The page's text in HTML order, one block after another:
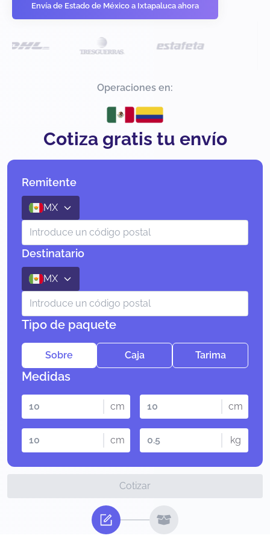
Envía de Estado de México a Ixtapaluca ahora
Operaciones en:
Cotiza gratis tu envío
Remitente
MX
Destinatario
MX
Tipo de paquete
Sobre Caja Tarima
Medidas
cm cm
cm kg
Cotizar